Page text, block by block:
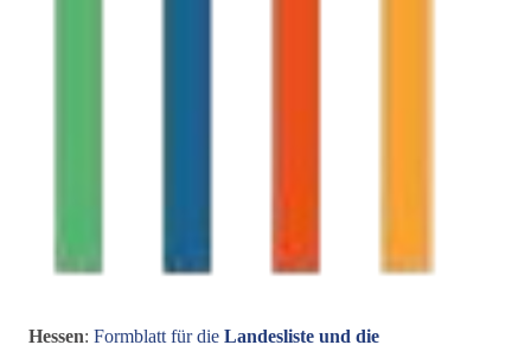
Hessen: Formblatt für die Landesliste und die